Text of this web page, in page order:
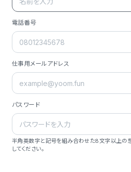
電話番号
仕事用メールアドレス
パスワード
半角英数字と記号を組み合わせた8文字以上の
してください。